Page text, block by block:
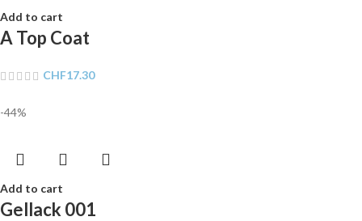
Add to cart
A Top Coat
CHF17.30
-44%
Add to cart
Gellack 001